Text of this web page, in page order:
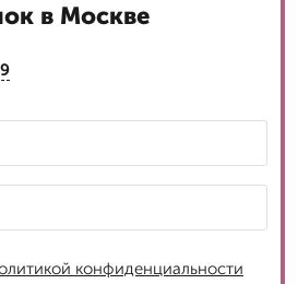
в Москве
конфиденциальности